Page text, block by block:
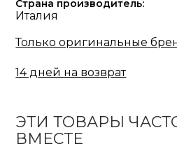
Страна производитель:
Италия
Только оригинальные
14 дней на возврат
ЭТИ ТОВАРЫ
ВМЕСТЕ